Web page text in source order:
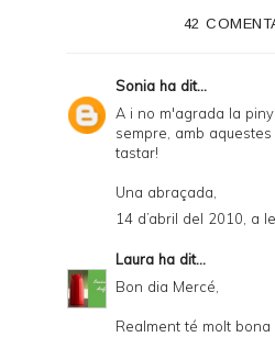
42
Sonia ha dit...
A i no m'agrada la
sempre, amb
tastar!
Una abraçada,
14 d’abril del 2010, a
Laura ha dit...
Bon dia Mercé,
Realment té molt